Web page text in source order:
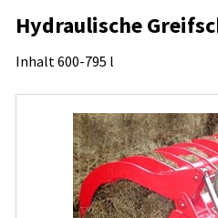
Hydraulische
Inhalt 600-795 l